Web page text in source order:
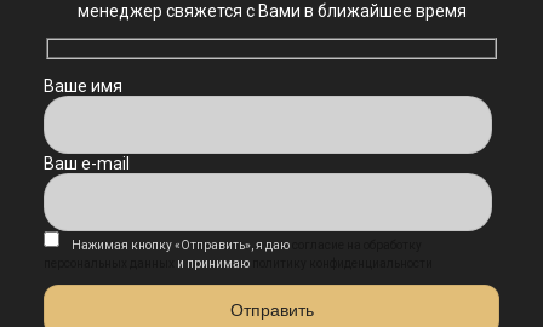
менеджер свяжется с Вами в ближайшее время
Ваше имя
Ваш e-mail
Нажимая кнопку «Отправить», я даю
и принимаю